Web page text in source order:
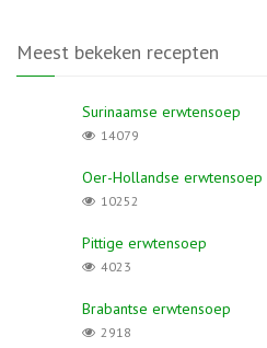
Meest bekeken recepten
Surinaamse erwtensoep
14079
Oer-Hollandse erwtensoep
10252
Pittige erwtensoep
4023
Brabantse erwtensoep
2918